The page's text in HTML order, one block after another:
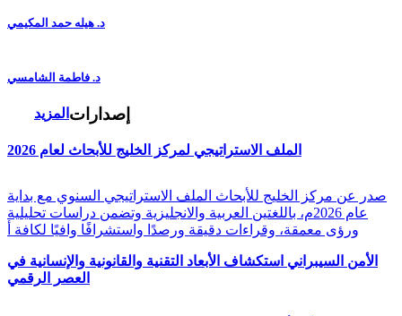
د. هيله حمد المكيمي
د. فاطمة الشامسي
المزيد إصدارات
الملف الاستراتيجي لمركز الخليج للأبحاث لعام 2026
صدر عن مركز الخليج للأبحاث الملف الاستراتيجي السنوي مع بداية
عام 2026م، باللغتين العربية والانجليزية وتضمن دراسات تحليلية
ورؤى معمقة، وقراءات دقيقة ورصدًا واستشرافًا وافيًا لكافة أ
الأمن السيبراني استكشاف الأبعاد التقنية والقانونية والإنسانية في
العصر الرقمي